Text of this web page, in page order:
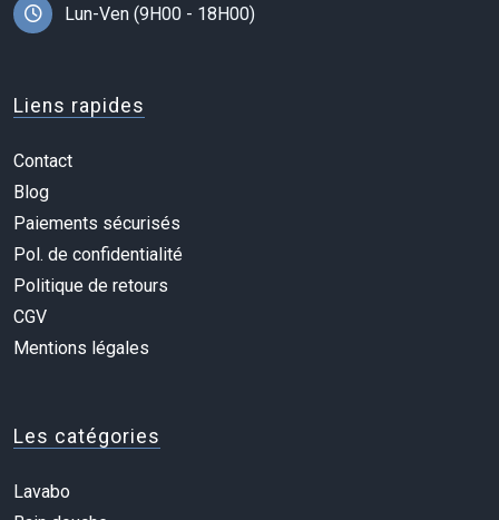
Lun-Ven (9H00 - 18H00)
Liens rapides
Contact
Blog
Paiements sécurisés
Pol. de confidentialité
Politique de retours
CGV
Mentions légales
Les catégories
Lavabo